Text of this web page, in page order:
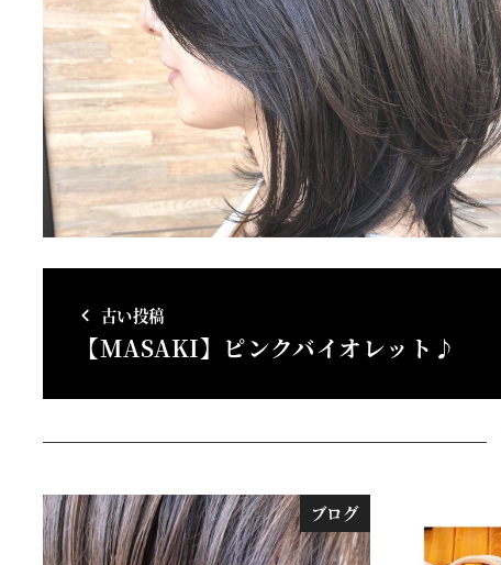
古い投稿
【MASAKI】ピンクバイオレット♪
ブログ